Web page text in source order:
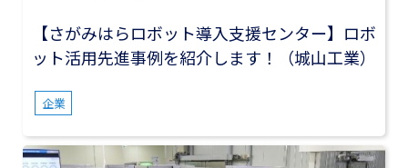
【さがみはらロボット導入支援センター】ロボ
ット活用先進事例を紹介します！（城山工業）
企業